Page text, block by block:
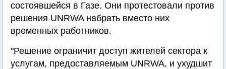
состоявшейся в Газе. Они протестовали против
решения UNRWA набрать вместо них
временных работников.
"Решение ограничит доступ жителей сектора к
услугам, предоставляемым UNRWA, и ухудшит